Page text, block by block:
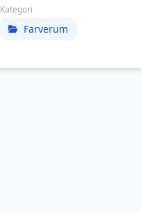
Kategori
Farverum